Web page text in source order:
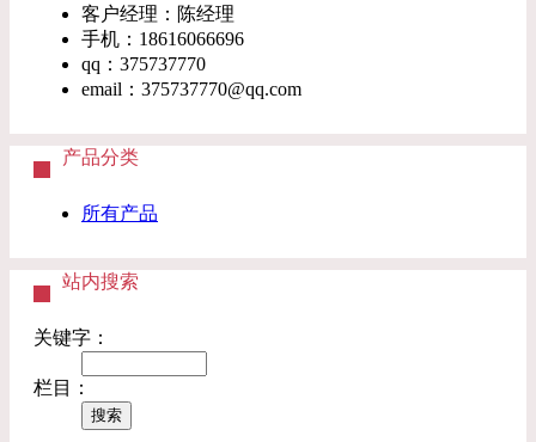
客户经理：陈经理
手机：18616066696
qq：375737770
email： 375737770@qq.com
产品分类
所有产品
站内搜索
关键字：
栏目：